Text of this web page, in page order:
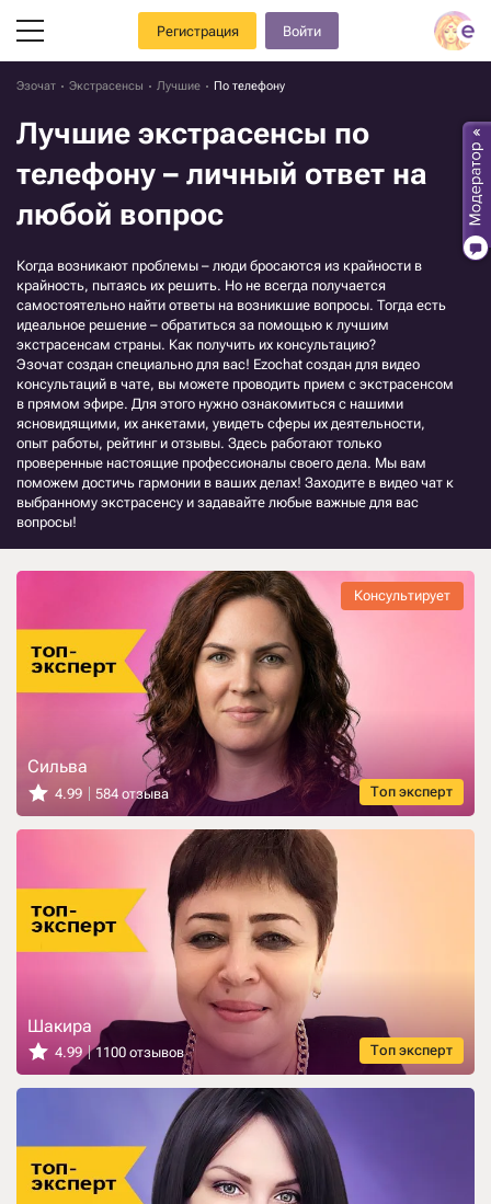
Регистрация Войти
Эзочат Экстрасенсы Лучшие По телефону
Лучшие экстрасенсы по
телефону – личный ответ на
любой вопрос
Когда возникают проблемы – люди бросаются из крайности в
крайность, пытаясь их решить. Но не всегда получается
самостоятельно найти ответы на возникшие вопросы. Тогда есть
идеальное решение – обратиться за помощью к лучшим
экстрасенсам страны. Как получить их консультацию?
Эзочат создан специально для вас! Ezochat создан для видео
консультаций в чате, вы можете проводить прием с экстрасенсом
в прямом эфире. Для этого нужно ознакомиться с нашими
ясновидящими, их анкетами, увидеть сферы их деятельности,
опыт работы, рейтинг и отзывы. Здесь работают только
проверенные настоящие профессионалы своего дела. Мы вам
поможем достичь гармонии в ваших делах! Заходите в видео чат к
выбранному экстрасенсу и задавайте любые важные для вас
вопросы!
Консультирует
Топ эксперт
Сильва
4.99 584 отзыва
Топ эксперт
Шакира
4.99 1100 отзывов